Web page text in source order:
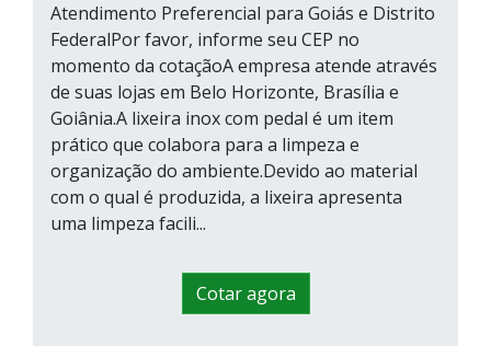
Atendimento Preferencial para Goiás e Distrito
FederalPor favor, informe seu CEP no
momento da cotaçãoA empresa atende através
de suas lojas em Belo Horizonte, Brasília e
Goiânia.A lixeira inox com pedal é um item
prático que colabora para a limpeza e
organização do ambiente.Devido ao material
com o qual é produzida, a lixeira apresenta
uma limpeza facili...
Cotar agora